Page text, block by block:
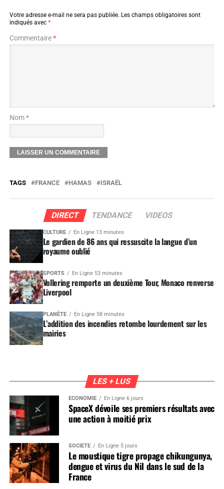
Votre adresse e-mail ne sera pas publiée. Les champs obligatoires sont
indiqués avec *
Commentaire*
Nom *
TAGS FRANCE HAMAS ISRAËL
DIRECT TENDANCE VIDEOS
CULTURE En Ligne 13 minutes
Le gardien de 86 ans qui ressuscite la langue d’un
royaume oublié
SPORTS En Ligne 53 minutes
Vollering remporte un deuxième Tour, Monaco renverse
Liverpool
PLANÈTE En Ligne 58 minutes
L’addition des incendies retombe lourdement sur les
mairies
LES + LUS
ÉCONOMIE En Ligne 6 jours
SpaceX dévoile ses premiers résultats avec
une action à moitié prix
SOCIÉTÉ En Ligne 5 jours
Le moustique tigre propage chikungunya,
dengue et virus du Nil dans le sud de la
France